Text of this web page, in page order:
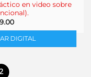
en video sobre
El
actual
es:
US$9.00.
DIGITAL